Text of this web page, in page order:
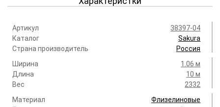
Артикул
38397-04
Каталог
Sakura
Страна производитель
Россия
Ширина
1.06 м
Длина
10 м
Вес
2332
Материал
Флизелиновые